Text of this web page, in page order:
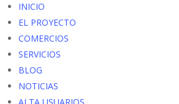
INICIO
EL PROYECTO
COMERCIOS
SERVICIOS
BLOG
NOTICIAS